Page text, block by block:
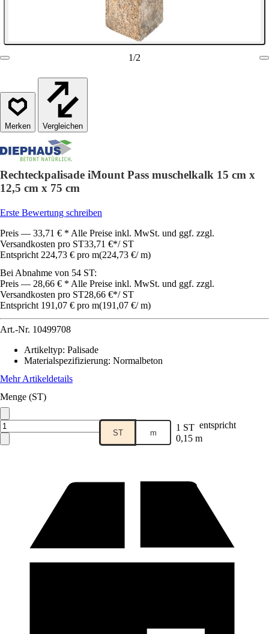
1/2
Vergleichen
Rechteckpalisade iMount Pass muschelkalk 15 cm x
12,5 cm x 75 cm
Erste Bewertung schreiben
Preis — 33,71 € * Alle Preise inkl. MwSt. und ggf. zzgl.
Versandkosten pro ST33,71 €*/ ST
Entspricht 224,73 € pro m(224,73 €/ m)
Bei Abnahme von 54 ST:
Preis — 28,66 € * Alle Preise inkl. MwSt. und ggf. zzgl.
Versandkosten pro ST28,66 €*/ ST
Entspricht 191,07 € pro m(191,07 €/ m)
Art.-Nr. 10499708
Artikeltyp: Palisade
Materialspezifizierung: Normalbeton
Mehr Artikeldetails
Menge (ST)
ST m 1 ST entspricht
0,15 m